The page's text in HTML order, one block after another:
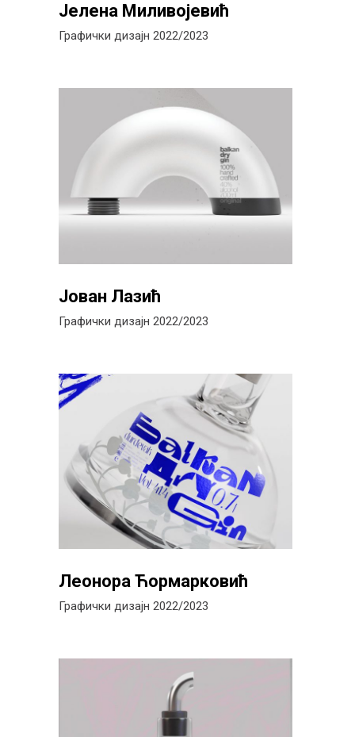
Јелена Миливојевић
Графички дизајн 2022/2023
Јован Лазић
Графички дизајн 2022/2023
Леонора Ћормарковић
Графички дизајн 2022/2023